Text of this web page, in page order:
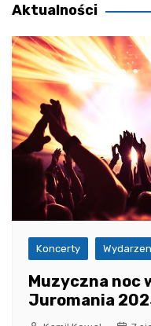
Aktualności
Koncerty
Muzyczna noc
Juromania